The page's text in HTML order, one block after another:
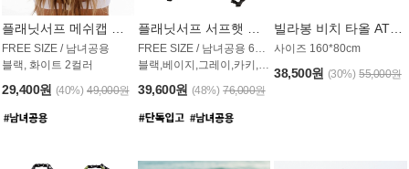
FREE SIZE / 남녀공용
블랙, 화이트 2컬러
29,400원 (40%) 49,000원
블랙,베이지,그레이,카키,핑크,화이트
39,600원 (48%) 76,000원
사이즈 160*80cm
38,500원 (30%) 55,000원